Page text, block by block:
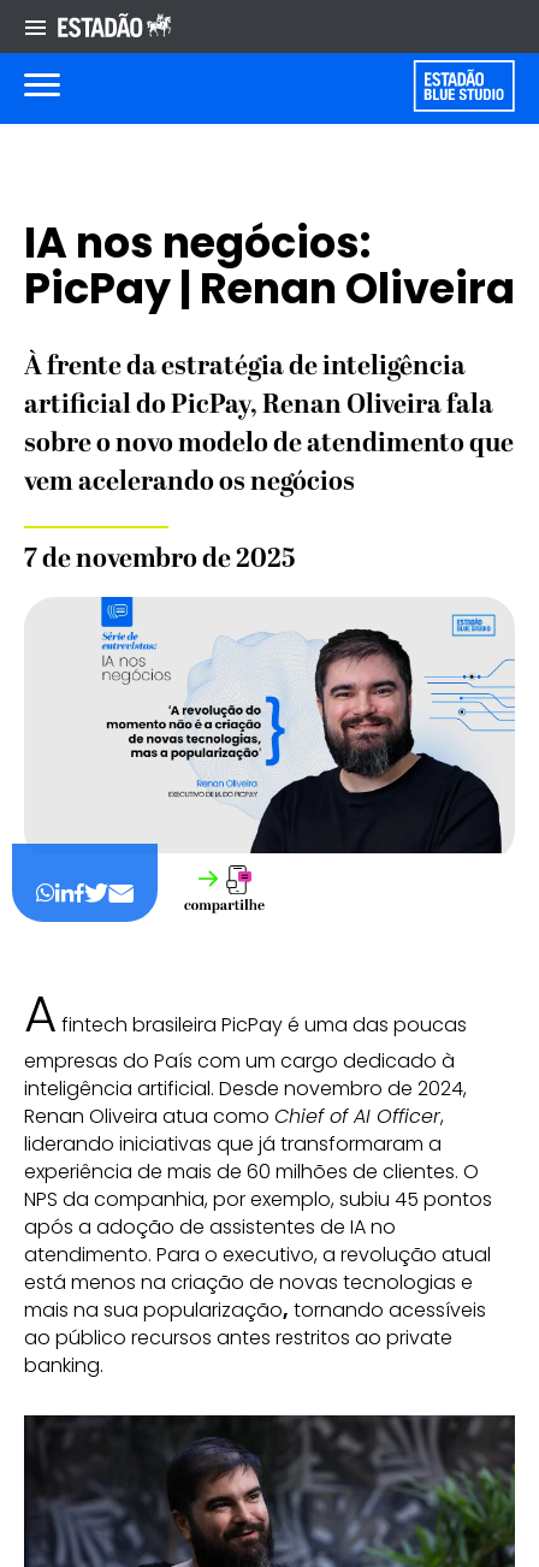
IA nos negócios:
PicPay | Renan Oliveira
À frente da estratégia de inteligência
artificial do PicPay, Renan Oliveira fala
sobre o novo modelo de atendimento que
vem acelerando os negócios
7 de novembro de 2025
A fintech brasileira PicPay é uma das poucas
empresas do País com um cargo dedicado à
inteligência artificial. Desde novembro de 2024,
Renan Oliveira atua como Chief of AI Officer,
liderando iniciativas que já transformaram a
experiência de mais de 60 milhões de clientes. O
NPS da companhia, por exemplo, subiu 45 pontos
após a adoção de assistentes de IA no
atendimento. Para o executivo, a revolução atual
está menos na criação de novas tecnologias e
mais na sua popularização, tornando acessíveis
ao público recursos antes restritos ao private
banking.